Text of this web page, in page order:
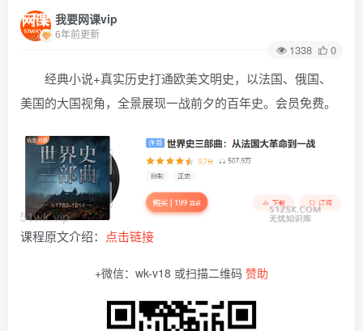
我要网课vip
6年前更新
1338 0
经典小说+真实历史打通欧美文明史，以法国、俄国、
美国的大国视角，全景展现一战前夕的百年史。会员免费。
课程原文介绍： 点击链接
+微信：wk-v18 或扫描二维码 赞助